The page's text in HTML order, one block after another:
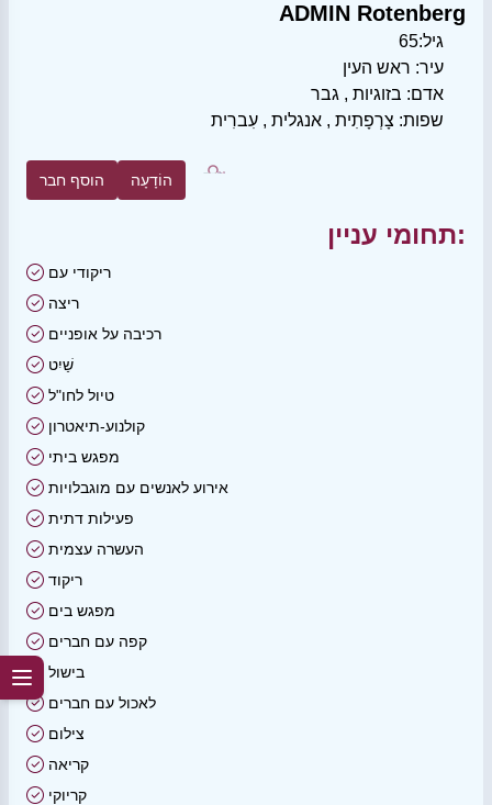
ADMIN Rotenberg
גיל:65
עיר: ראש העין
אדם: בזוגיות , גבר
שפות: צָרְפָתִית , אנגלית , עִברִית
הוסף חבר הוֹדָעָה
תחומי עניין:
ריקודי עם
ריצה
רכיבה על אופניים
שַׁיִט
טיול לחו"ל
קולנוע-תיאטרון
מפגש ביתי
אירוע לאנשים עם מוגבלויות
פעילות דתית
העשרה עצמית
ריקוד
מפגש בים
קפה עם חברים
בישול
לאכול עם חברים
צילום
קריאה
קריוקי